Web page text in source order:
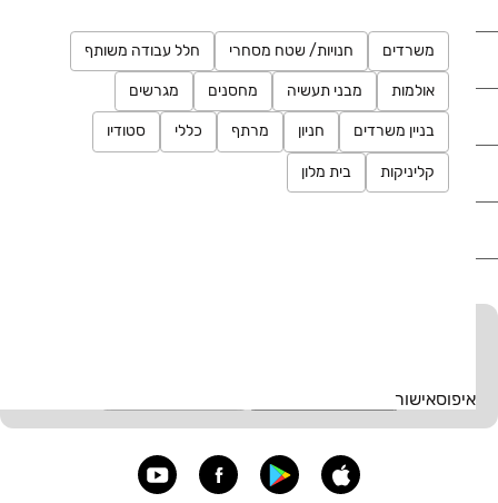
משרדים חנויות/ שטח מסחרי חלל עבודה משותף
אולמות מבני תעשיה מחסנים מגרשים
בניין משרדים חניון מרתף כללי סטודיו
קליניקות בית מלון
איפוסאישור
מוצרים